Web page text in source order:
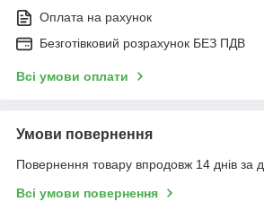
Оплата на рахунок
Безготівковий розрахунок БЕЗ ПДВ
Всі умови оплати
Умови повернення
Повернення товару впродовж 14 днів за
Всі умови повернення